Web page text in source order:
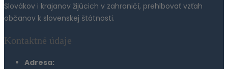
Slovákov i krajanov žijúcich v zahraničí, prehlbovať vzťah
občanov k slovenskej štátnosti.
Kontaktné údaje
Adresa: